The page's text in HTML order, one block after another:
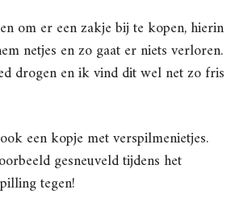
om er een zakje bij te kopen, hierin
netjes en zo gaat er niets verloren.
drogen en ik vind dit wel net zo fris
een kopje met verspilmenietjes.
gesneuveld tijdens het
tegen!